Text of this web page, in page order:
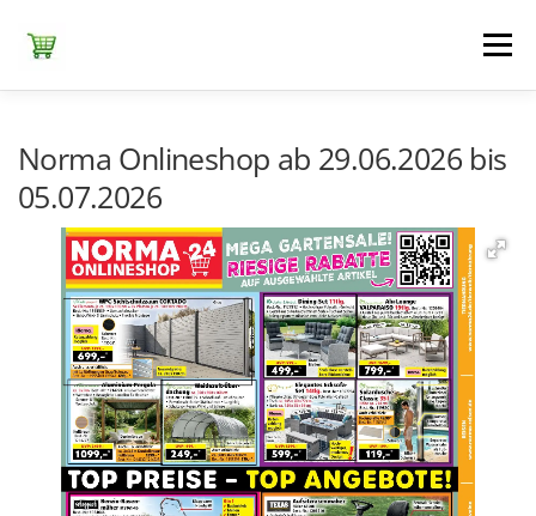
Inhalt
springen
Menü
LIDL NETTO DISCOUNT NORMA REWE
+ ALLE
Norma Onlineshop ab 29.06.2026 bis
05.07.2026